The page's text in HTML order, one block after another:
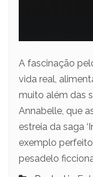
A fascinação
vida real,
muito além das
Annabelle, que
estreia da saga
exemplo
pesadelo